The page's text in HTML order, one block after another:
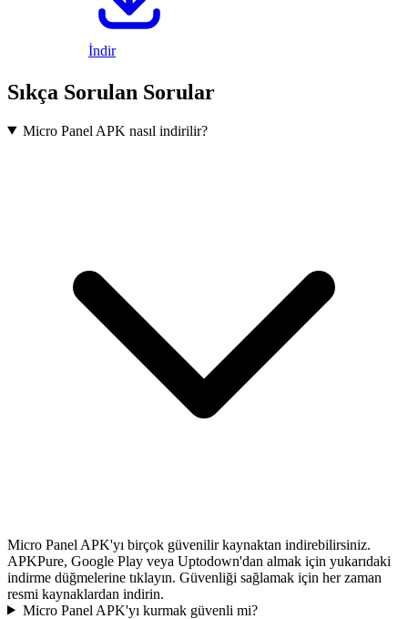
İndir
Sıkça Sorulan Sorular
Micro Panel APK nasıl indirilir?
Micro Panel APK'yı birçok güvenilir kaynaktan indirebilirsiniz.
APKPure, Google Play veya Uptodown'dan almak için yukarıdaki
indirme düğmelerine tıklayın. Güvenliği sağlamak için her zaman
resmi kaynaklardan indirin.
Micro Panel APK'yı kurmak güvenli mi?